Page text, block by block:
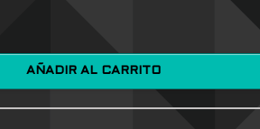
AÑADIR AL CARRITO